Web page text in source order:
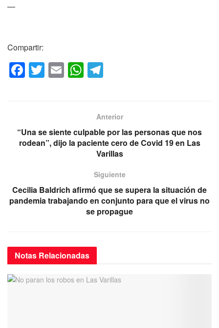
—
Compartir:
F
b
o
T E W
A
p
gr
a
m
Anterior
“Una se siente culpable por las personas que nos
rodean”, dijo la paciente cero de Covid 19 en Las
Varillas
Siguiente
Cecilia Baldrich afirmó que se supera la situación de
pandemia trabajando en conjunto para que el virus no
se propague
Notas Relacionadas